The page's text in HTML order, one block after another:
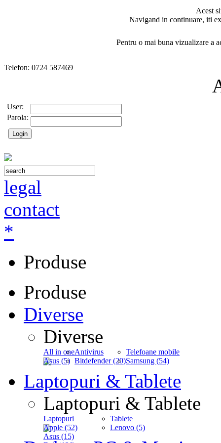
Acest
Navigand in continuare, iti
Pentru o mai buna vizualizare a
Telefon: 0724 587469
User:
Parola:
legal
contact
*
Produse
Produse
Diverse
Diverse
All in one
Asus (5)
Antivirus
Bitdefender (20)
Telefoane mobile
Samsung (54)
Laptopuri & Tablete
Laptopuri & Tablete
Laptopuri
Apple (52)
Asus (15)
Tablete
Lenovo (5)